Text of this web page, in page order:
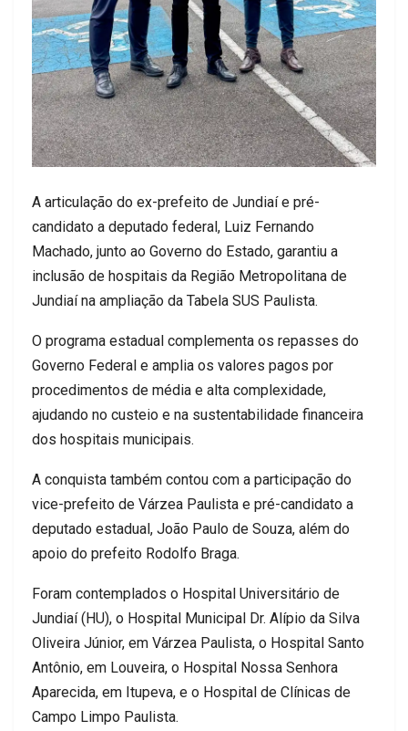
A articulação do ex-prefeito de Jundiaí e pré-
candidato a deputado federal, Luiz Fernando
Machado, junto ao Governo do Estado, garantiu a
inclusão de hospitais da Região Metropolitana de
Jundiaí na ampliação da Tabela SUS Paulista.
O programa estadual complementa os repasses do
Governo Federal e amplia os valores pagos por
procedimentos de média e alta complexidade,
ajudando no custeio e na sustentabilidade financeira
dos hospitais municipais.
A conquista também contou com a participação do
vice-prefeito de Várzea Paulista e pré-candidato a
deputado estadual, João Paulo de Souza, além do
apoio do prefeito Rodolfo Braga.
Foram contemplados o Hospital Universitário de
Jundiaí (HU), o Hospital Municipal Dr. Alípio da Silva
Oliveira Júnior, em Várzea Paulista, o Hospital Santo
Antônio, em Louveira, o Hospital Nossa Senhora
Aparecida, em Itupeva, e o Hospital de Clínicas de
Campo Limpo Paulista.